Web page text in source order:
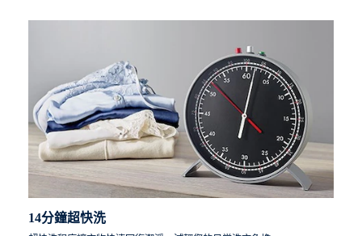
14分鐘超快洗